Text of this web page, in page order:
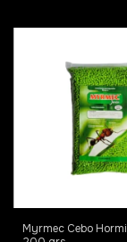
Myrmec Cebo